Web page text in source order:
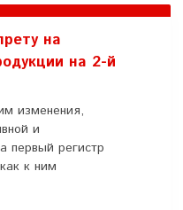
на
на 2-й
изменения,
и
первый регистр
к ним